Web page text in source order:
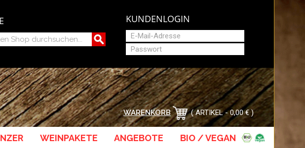
KUNDENLOGIN
EINLOGGEN
NOCH KEIN KUNDE? HIER REGISTRIEREN
WARENKORB ARTIKEL - 0,00 €
WEINPAKETE ANGEBOTE BIO / VEGAN